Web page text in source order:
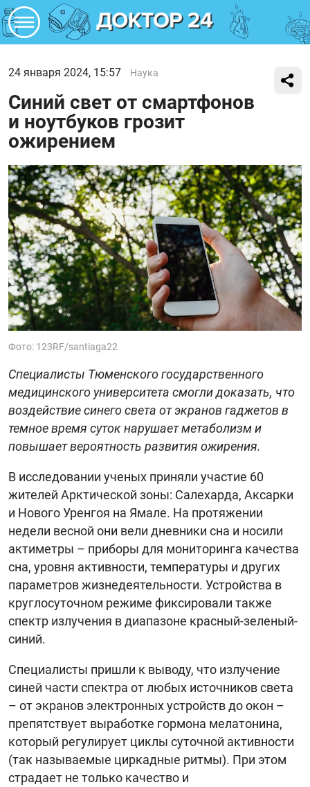
24 января 2024, 15:57 Наука
Синий свет от смартфонов
и ноутбуков грозит
ожирением
Фото: 123RF/santiaga22
Специалисты Тюменского государственного
медицинского университета смогли доказать, что
воздействие синего света от экранов гаджетов в
темное время суток нарушает метаболизм и
повышает вероятность развития ожирения.
В исследовании ученых приняли участие 60
жителей Арктической зоны: Салехарда, Аксарки
и Нового Уренгоя на Ямале. На протяжении
недели весной они вели дневники сна и носили
актиметры – приборы для мониторинга качества
сна, уровня активности, температуры и других
параметров жизнедеятельности. Устройства в
круглосуточном режиме фиксировали также
спектр излучения в диапазоне красный-зеленый-
синий.
Специалисты пришли к выводу, что излучение
синей части спектра от любых источников света
– от экранов электронных устройств до окон –
препятствует выработке гормона мелатонина,
который регулирует циклы суточной активности
(так называемые циркадные ритмы). При этом
страдает не только качество и